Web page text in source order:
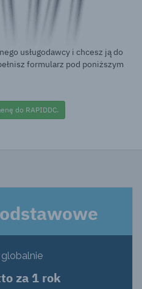
usługodawcy i chcesz ją do
formularz pod poniższym
do RAPIDDC.
globalnie
za 1 rok